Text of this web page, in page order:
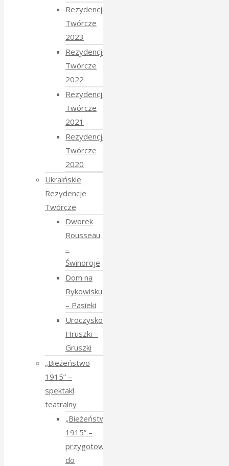
Rezydencje
Twórcze
2023
Rezydencje
Twórcze
2022
Rezydencje
Twórcze
2021
Rezydencje
Twórcze
2020
Ukraińskie
Rezydencje
Twórcze
Dworek
Rousseau
–
Świnoroje
Dom na
Rykowisku
– Pasieki
Uroczysko
Hruszki –
Gruszki
„Bieżeństwo
1915” –
spektakl
teatralny
„Bieżeństwo
1915” –
przygotowania
do